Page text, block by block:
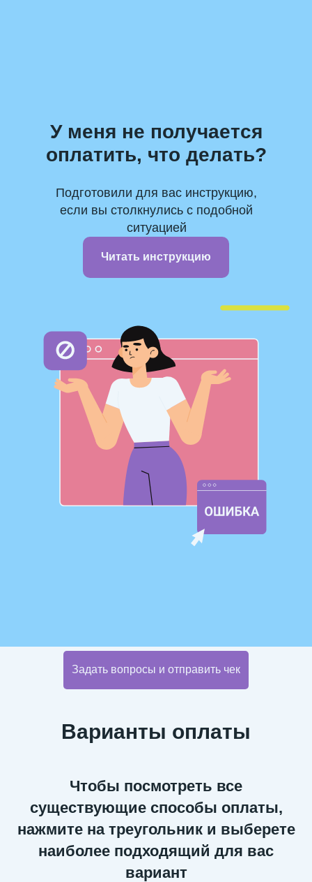
У меня не получается
оплатить, что делать?
Подготовили для вас инструкцию,
если вы столкнулись с подобной
ситуацией
Читать инструкцию
Задать вопросы и отправить чек
Варианты оплаты
Чтобы посмотреть все
существующие способы оплаты,
нажмите на треугольник и выберете
наиболее подходящий для вас
вариант